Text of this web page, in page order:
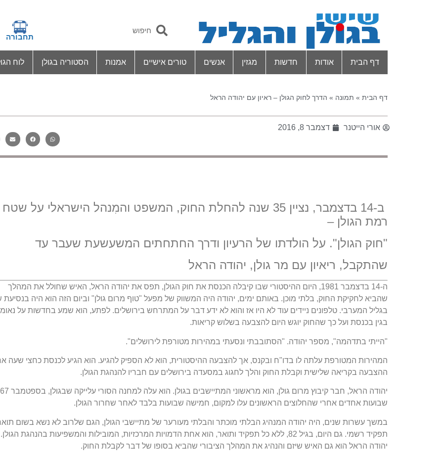
תחבורה
דף הבית אודות חדשות מגזין אנשים טורים אישיים אמנות הסטוריה בגולן לוח
דף הבית » תמונה » הדרך לחוק הגולן – ראיון עם יהודה הראל
אורי הייטנר דצמבר 8, 2016
ב-14 בדצמבר, נציין 35 שנה להחלת החוק, המשפט והמִנהל הישראלי על שטח
רמת הגולן –
"חוק הגולן". על הולדתו של הרעיון ודרך החתחתים המשעשעת שעבר עד
שהתקבל, ריאיון עם מר גולן, יהודה הראל
ה-14 בדצמבר 1981, היום ההיסטורי שבו קיבלה הכנסת את חוק הגולן, תפס את יהודה הראל, האיש שחולל את המהלך
שהביא לחקיקת החוק, בלתי מוכן. באותם ימים, יהודה היה המשווק של מפעל "טוף מרום גולן" וביום הזה הוא היה בנסיעת
בגליל המערבי. טלפונים ניידים עוד לא היו אז והוא לא ידע דבר על המתרחש בירושלים. לפתע, הוא שמע בחדשות על
בגין בכנסת ועל כך שהחוק יוגש היום להצבעה בשלוש קריאות.
"הייתי בתדהמה", מספר יהודה. "הסתובבתי ונסעתי במהירות מטורפת לירושלים".
המהירות המטורפת עלתה לו בדו"ח ובקנס, אך להצבעה ההיסטורית, הוא לא הספיק להגיע. הוא הגיע לכנסת כחצי שעה
ההצבעה בקריאה שלישית וקבלת החוק והלך לחגוג במסעדה בירושלים עם חבריו להנהגת הגולן.
שבועות אחדים אחרי שהחלוצים הראשונים עלו למקום, חמישה שבועות בלבד לאחר שחרור הגולן.
במשך עשרות שנים, היה יהודה המנהיג הבלתי מוכתר והבלתי מעורער של מתיישבי הגולן, הגם שלרוב לא נשא בשום
תפקיד רשמי. גם היום, בגיל 82, ללא כל תפקיד ותואר, הוא אחת הדמויות המרכזיות, המובילות והמשפיעות בהנהגת הגולן.
יהודה הראל הוא גם האיש שיזם והנהיג את המהלך הציבורי שהביא בסופו של דבר לקבלת החוק.